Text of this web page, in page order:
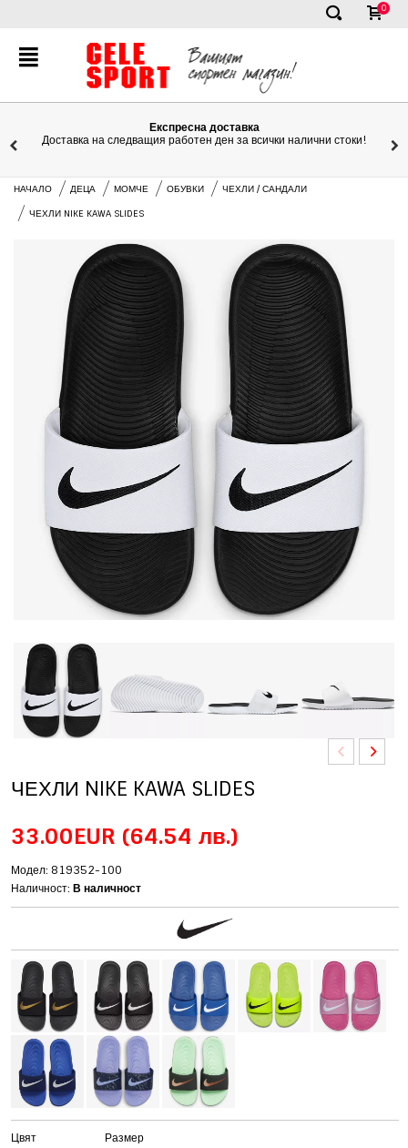
✕
0
Експресна доставка
Доставка на следващия работен ден за всички налични стоки!
НАЧАЛО ДЕЦА МОМЧЕ ОБУВКИ ЧЕХЛИ / САНДАЛИ
ЧЕХЛИ NIKE KAWA SLIDES
ЧЕХЛИ NIKE KAWA SLIDES
33.00EUR (64.54 лв.)
Модел: 819352-100
Наличност:В наличност
Цвят Размер